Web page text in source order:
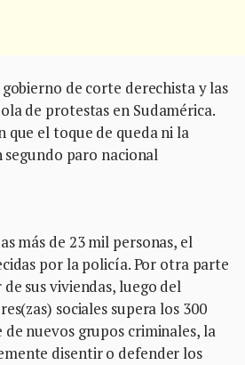
de corte derechista y las
de protestas en Sudamérica.
que el toque de queda ni la
segundo paro nacional
más de 23 mil personas, el
por la policía. Por otra parte
sus viviendas, luego del
sociales supera los 300
nuevos grupos criminales, la
disentir o defender los